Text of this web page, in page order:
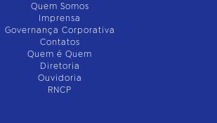
Quem Somos
Imprensa
Governança Corporativa
Contatos
Quem é Quem
Diretoria
Ouvidoria
RNCP